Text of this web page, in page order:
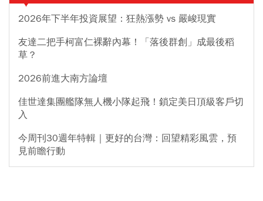
2026年下半年投資展望：狂熱漲勢 vs 嚴峻現實
友達二把手柯富仁裸辭內幕！「落後群創」成最後稻
草？
2026前進大南方論壇
佳世達集團艦隊無人機小隊起飛！鎖定美日頂級客戶切
入
今周刊30週年特輯｜更好的台灣：回望精彩風雲，預
見前瞻行動